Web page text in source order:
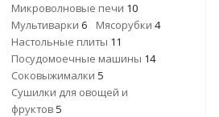
Микроволновые печи 10
Мультиварки 6 Мясорубки 4
Настольные плиты 11
Посудомоечные машины 14
Соковыжималки 5
Сушилки для овощей и
фруктов 5